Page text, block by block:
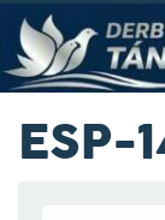
ESP-